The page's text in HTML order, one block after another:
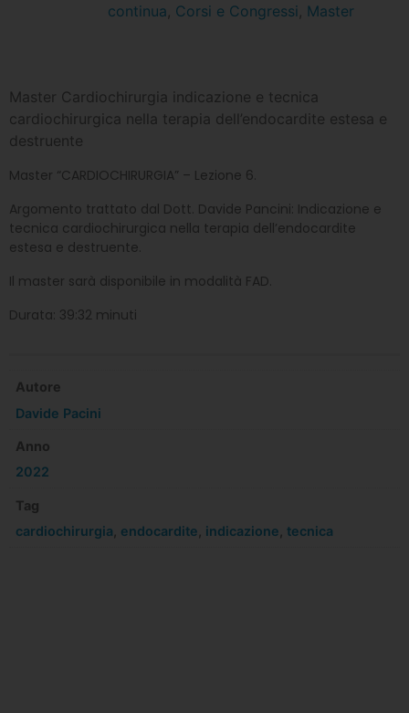
continua, Corsi e Congressi, Master
Master Cardiochirurgia indicazione e tecnica
cardiochirurgica nella terapia dell’endocardite estesa e
destruente
Master “CARDIOCHIRURGIA” – Lezione 6.
Argomento trattato dal Dott. Davide Pancini: Indicazione e
tecnica cardiochirurgica nella terapia dell’endocardite
estesa e destruente.
Il master sarà disponibile in modalità FAD.
Durata: 39:32 minuti
Autore
Davide Pacini
Anno
2022
Tag
cardiochirurgia endocardite indicazione ,tecnica